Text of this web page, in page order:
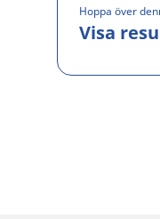
Hoppa över
Visa